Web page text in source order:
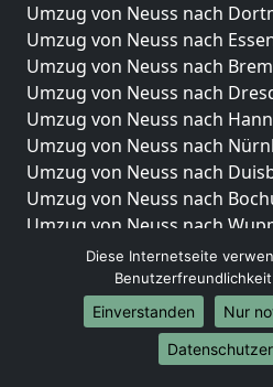
Umzug von Neuss nach
Umzug von Neuss nach
Umzug von Neuss nach
Umzug von Neuss nach
Umzug von Neuss nach
Umzug von Neuss nach
Umzug von Neuss nach
Umzug von Neuss nach
Umzug von Neuss nach
Umzug von Neuss nach
Umzug von Neuss nach Bonn
Umzug von Neuss nach
Internationale-Umzüge
Diese Internetseite
Einverstanden
Nur